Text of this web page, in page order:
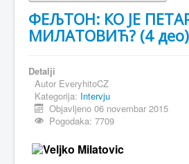
ФЕЉТОН: КО ЈЕ
МИЛАТОВИЋ? (4 део)
Detalji
Autor EveryhitoCZ
Kategorija: Intervju
Objavljeno 06 novembar 2015
Pogodaka: 7709